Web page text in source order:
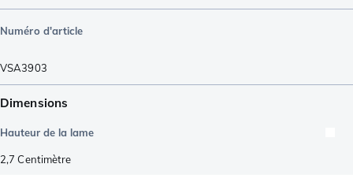
Numéro d'article
VSA3903
Dimensions
Hauteur de la lame
2,7 Centimètre